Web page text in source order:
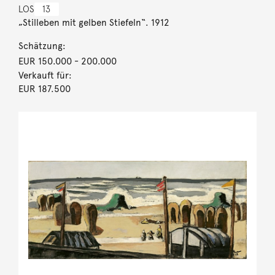
LOS 13
„Stilleben mit gelben Stiefeln“. 1912
Schätzung:
EUR 150.000- 200.000
Verkauft für:
EUR 187.500